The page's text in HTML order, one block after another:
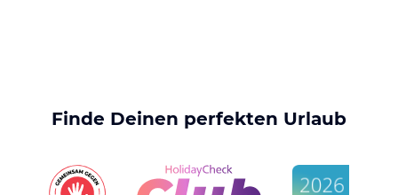
Finde Deinen perfekten Urlaub